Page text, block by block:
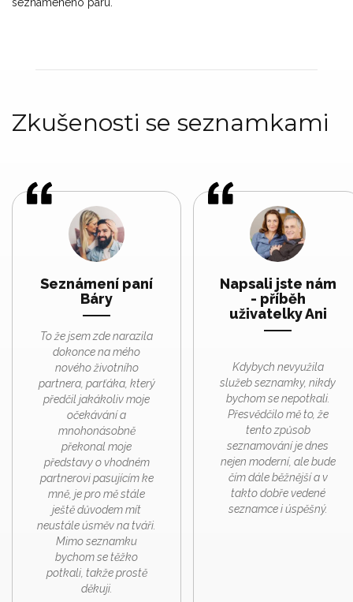
Zkušenosti se seznamkami
Seznámení paní
Báry
To že jsem zde narazila
dokonce na mého
nového životního
partnera, parťáka, který
předčil jakákoliv moje
očekávání a
mnohonásobně
překonal moje
představy o vhodném
partnerovi pasujícím ke
mně, je pro mě stále
ještě důvodem mít
neustále úsměv na tváři.
Mimo seznamku
bychom se těžko
potkali, takže prostě
děkuji.
Napsali jste nám
- příběh
uživatelky Ani
Kdybych nevyužila
služeb seznamky, nikdy
bychom se nepotkali.
Přesvědčilo mě to, že
tento způsob
seznamování je dnes
nejen moderní, ale bude
čím dále běžnější a v
takto dobře vedené
seznamce i úspěšný.